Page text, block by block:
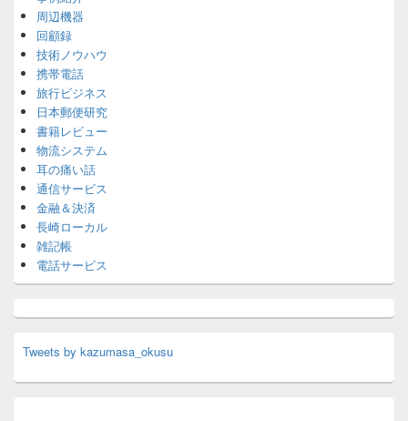
周辺機器
回顧録
技術ノウハウ
携帯電話
旅行ビジネス
日本郵便研究
書籍レビュー
物流システム
耳の痛い話
通信サービス
金融＆決済
長崎ローカル
雑記帳
電話サービス
Tweets by kazumasa_okusu